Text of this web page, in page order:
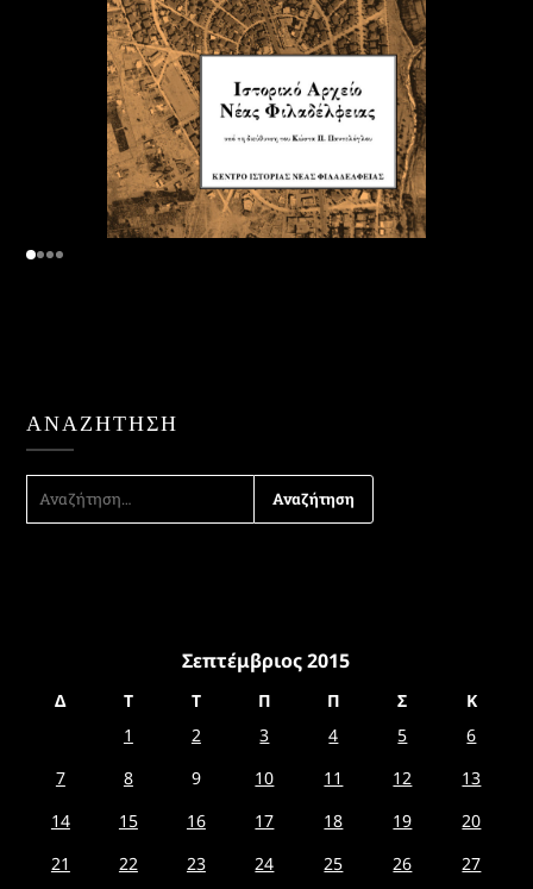
ΑΝΑΖΉΤΗΣΗ
ΑΝΑΖΉΤΗΣΗ
ΓΙΑ:
Σεπτέμβριος 2015
Δ Τ Τ Π Π Σ
Κ
1
2 3 4 5
6
7
8 9 10 11 12
13
14
15 16 17 18 19
20
21
22 23 24 25 26
27